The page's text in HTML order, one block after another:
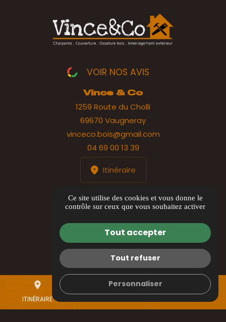
place
ITINÉRAIRE
mail
VOIR NOS AVIS
Vince & Co
1259 Route du Cholli
69670 Vaugneray
vinceco.bois@gmail.com
04 69 00 13 39
Itinéraire
HORAIRES
Lundi au jeudi : 8h00 à 17h00
Vendredi : 8h00 à 12h00
Informations complémentaires
Mentions légales
Politique de confidentialité
Gestion des cookies
Ce site utilise des cookies et vous donne le
contrôle sur ceux que vous souhaitez activer
Tout accepter
Tout refuser
Personnaliser